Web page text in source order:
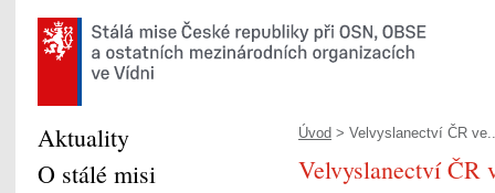
Úvod > Velvyslanectví ČR
Velvyslanectví ČR
Aktuality
O stálé misi